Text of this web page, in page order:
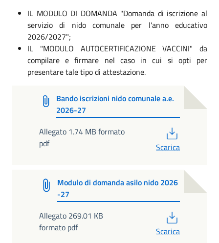
IL MODULO DI DOMANDA "Domanda di iscrizione al
servizio di nido comunale per l'anno educativo
2026/2027";
IL "MODULO AUTOCERTIFICAZIONE VACCINI" da
compilare e firmare nel caso in cui si opti per
presentare tale tipo di attestazione.
Bando iscrizioni nido comunale a.e.
2026-27
Allegato 1.74 MB formato
pdf
Scarica
Modulo di domanda asilo nido 2026
-27
Allegato 269.01 KB
formato pdf
Scarica